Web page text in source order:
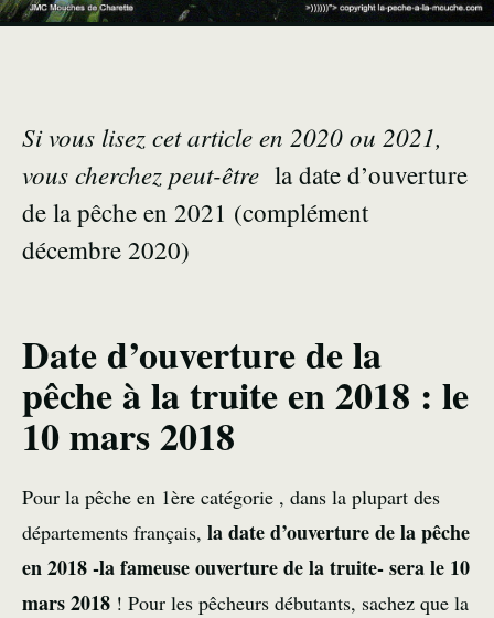
Si vous lisez cet article en 2020 ou 2021,
vous cherchez peut-être la date d’ouverture
de la pêche en 2021 (complément
décembre 2020)
Date d’ouverture de la
pêche à la truite en 2018 : le
10 mars 2018
Pour la pêche en 1ère catégorie , dans la plupart des
départements français, la date d’ouverture de la pêche
en 2018 -la fameuse ouverture de la truite- sera le 10
mars 2018 ! Pour les pêcheurs débutants, sachez que la